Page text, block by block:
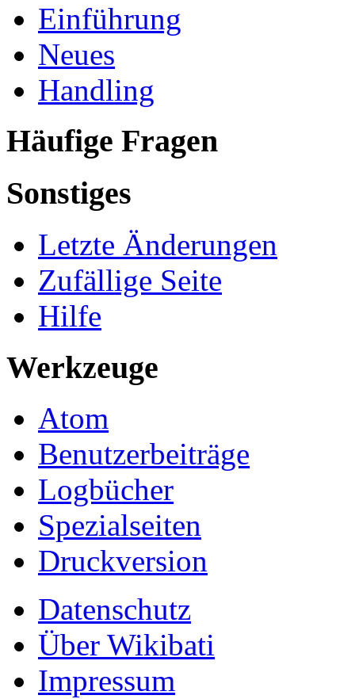
Einführung
Neues
Handling
Häufige Fragen
Sonstiges
Letzte Änderungen
Zufällige Seite
Hilfe
Werkzeuge
Atom
Benutzerbeiträge
Logbücher
Spezialseiten
Druckversion
Datenschutz
Über Wikibati
Impressum